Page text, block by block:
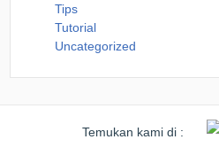
Tips
Tutorial
Uncategorized
Temukan kami di :